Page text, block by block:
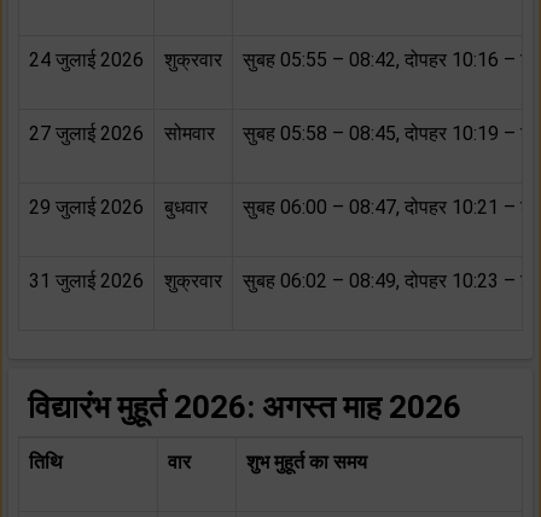
24 जुलाई 2026 शुक्रवार सुबह 05:55 – 08:42, दोपहर 10:16 –
27 जुलाई 2026 सोमवार सुबह 05:58 – 08:45, दोपहर 10:19 –
29 जुलाई 2026 बुधवार सुबह 06:00 – 08:47, दोपहर 10:21 –
31 जुलाई 2026 शुक्रवार सुबह 06:02 – 08:49, दोपहर 10:23 –
विद्यारंभ मुहूर्त 2026: अगस्त माह 2026
तिथि वार शुभ मुहूर्त का समय